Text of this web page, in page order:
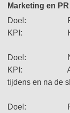
Marketing en PR
Doel:
KPI:
Doel:
KPI: Aantal
tijdens en na de
Doel: